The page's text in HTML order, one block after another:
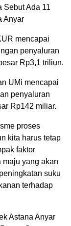
Sebut Ada 11
Anyar
mencapai
penyaluran
Rp3,1 triliun.
UMi mencapai
penyaluran
Rp142 miliar.
proses
kita harus tetap
faktor
maju yang akan
suku
terhadap
Astana Anyar